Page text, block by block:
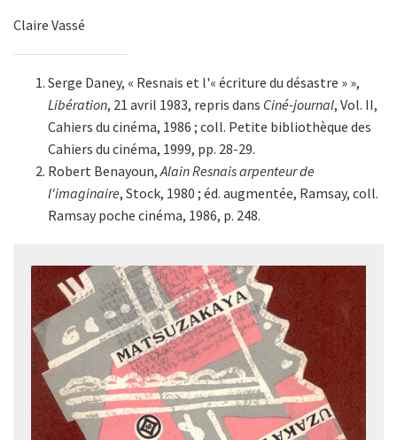
Claire Vassé
Serge Daney, « Resnais et l'« écriture du désastre » »,
Libération, 21 avril 1983, repris dans Ciné-journal, Vol. II,
Cahiers du cinéma, 1986 ; coll. Petite bibliothèque des
Cahiers du cinéma, 1999, pp. 28-29.
Robert Benayoun,Alain Resnais arpenteur de
l'imaginaire, Stock, 1980 ; éd. augmentée, Ramsay, coll.
Ramsay poche cinéma, 1986, p. 248.